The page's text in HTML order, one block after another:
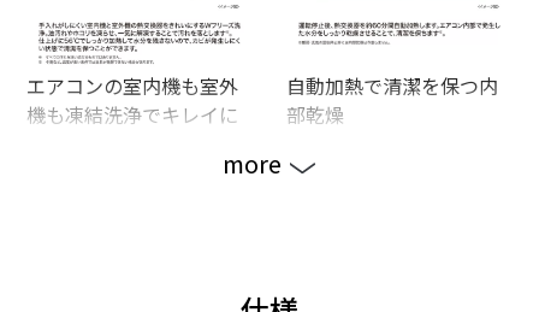
エアコンの室内機も室外
機も凍結洗浄でキレイに
自動加熱で清潔を保つ内
部乾燥
more